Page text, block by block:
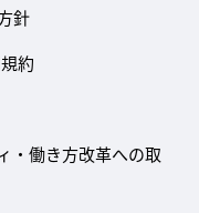
針
約
・働き方改革への取